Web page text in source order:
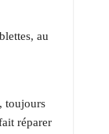
au
toujours
réparer